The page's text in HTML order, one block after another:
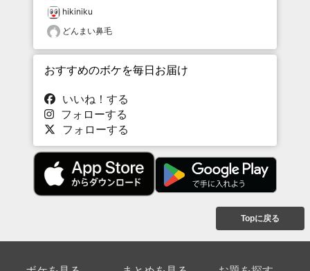
hikiniku
どんまい鼻毛
おすすめのボケを毎日お届け
いいね！する
フォローする
フォローする
Topに戻る